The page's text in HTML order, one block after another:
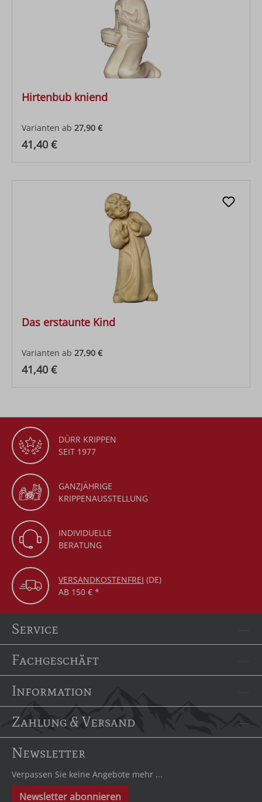
Hirtenbub kniend
Varianten ab 27,90 €
Regulärer Preis:
41,40 €
Das erstaunte Kind
Varianten ab 27,90 €
Regulärer Preis:
41,40 €
DÜRR KRIPPEN
SEIT 1977
GANZJÄHRIGE
KRIPPENAUSSTELLUNG
INDIVIDUELLE
BERATUNG
VERSANDKOSTENFREI (DE)
AB 150 € *
Service
Fachgeschäft
Information
Zahlung & Versand
Newsletter
Verpassen Sie keine Angebote mehr ...
Newsletter abonnieren